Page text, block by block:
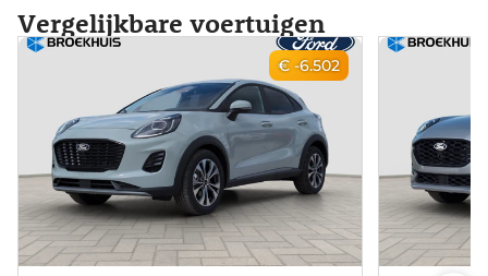
Vergelijkbare voertuigen
€ -6.502